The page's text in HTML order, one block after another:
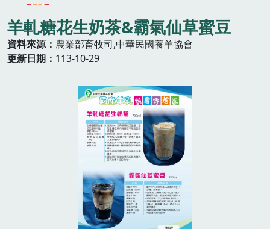
羊軋糖花生奶茶&霸氣仙草蜜豆
資料來源
農業部畜牧司,中華民國養羊協會
更新日期
113-10-29